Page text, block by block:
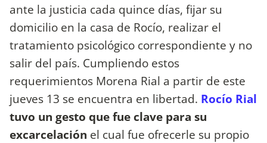
ante la justicia cada quince días, fijar su
domicilio en la casa de Rocío, realizar el
tratamiento psicológico correspondiente y no
salir del país. Cumpliendo estos
requerimientos Morena Rial a partir de este
jueves 13 se encuentra en libertad. Rocío Rial
tuvo un gesto que fue clave para su
excarcelación el cual fue ofrecerle su propio